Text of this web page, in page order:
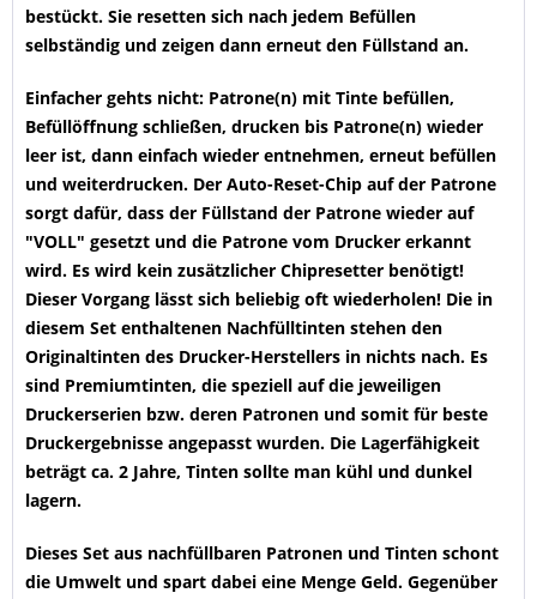
bestückt. Sie resetten sich nach jedem Befüllen
selbständig und zeigen dann erneut den Füllstand an.
Einfacher gehts nicht: Patrone(n) mit Tinte befüllen,
Befüllöffnung schließen, drucken bis Patrone(n) wieder
leer ist, dann einfach wieder entnehmen, erneut befüllen
und weiterdrucken. Der Auto-Reset-Chip auf der Patrone
sorgt dafür, dass der Füllstand der Patrone wieder auf
"VOLL" gesetzt und die Patrone vom Drucker erkannt
wird. Es wird kein zusätzlicher Chipresetter benötigt!
Dieser Vorgang lässt sich beliebig oft wiederholen! Die in
diesem Set enthaltenen Nachfülltinten stehen den
Originaltinten des Drucker-Herstellers in nichts nach. Es
sind Premiumtinten, die speziell auf die jeweiligen
Druckerserien bzw. deren Patronen und somit für beste
Druckergebnisse angepasst wurden. Die Lagerfähigkeit
beträgt ca. 2 Jahre, Tinten sollte man kühl und dunkel
lagern.
Dieses Set aus nachfüllbaren Patronen und Tinten schont
die Umwelt und spart dabei eine Menge Geld. Gegenüber